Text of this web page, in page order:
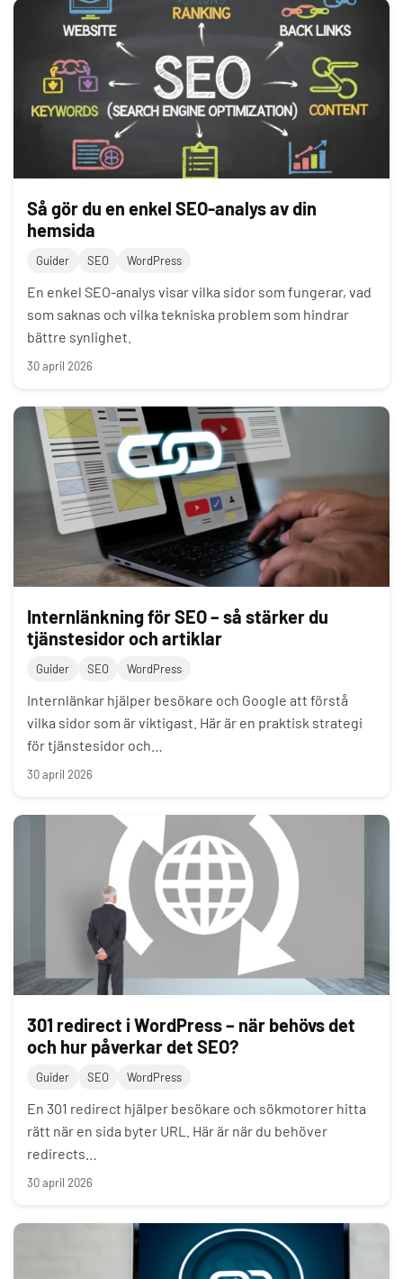
Så gör du en enkel SEO-analys av din
hemsida
Guider SEO WordPress
En enkel SEO-analys visar vilka sidor som fungerar, vad
som saknas och vilka tekniska problem som hindrar
bättre synlighet.
30 april 2026
Internlänkning för SEO – så stärker du
tjänstesidor och artiklar
Guider SEO WordPress
Internlänkar hjälper besökare och Google att förstå
vilka sidor som är viktigast. Här är en praktisk strategi
för tjänstesidor och…
30 april 2026
301 redirect i WordPress – när behövs det
och hur påverkar det SEO?
Guider SEO WordPress
En 301 redirect hjälper besökare och sökmotorer hitta
rätt när en sida byter URL. Här är när du behöver
redirects…
30 april 2026